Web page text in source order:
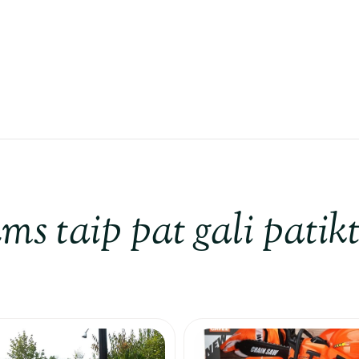
taip pat gali